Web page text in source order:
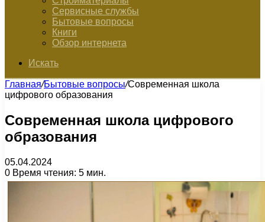
Сервисные службы
Бытовые вопросы
Книги
Обзор интернета
Искать
Главная/Бытовые вопросы/Современная школа
цифрового образования
Современная школа цифрового
образования
05.04.2024
0 Время чтения: 5 мин.